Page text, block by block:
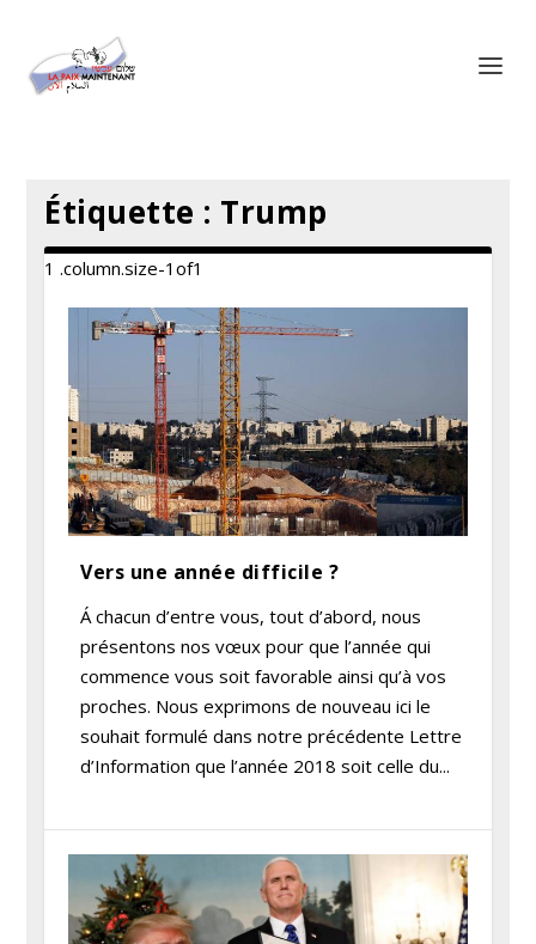
Étiquette : Trump
Vers une année difficile ?
Á chacun d’entre vous, tout d’abord, nous
présentons nos vœux pour que l’année qui
commence vous soit favorable ainsi qu’à vos
proches. Nous exprimons de nouveau ici le
souhait formulé dans notre précédente Lettre
d’Information que l’année 2018 soit celle du...